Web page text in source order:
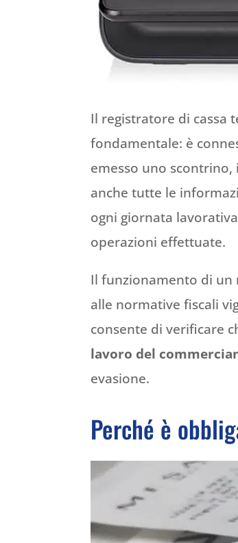
Il registratore di cassa
fondamentale: è
emesso uno
anche tutte le
ogni giornata
operazioni effettuate.
Il funzionamento di un
alle normative fiscali
consente di verificare
lavoro del
evasione.
Perché è